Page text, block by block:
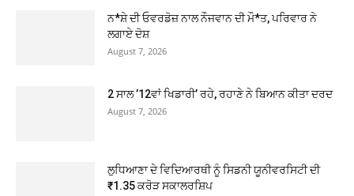
ਨ*ਸ਼ੇ ਦੀ ਓਵਰਡੋਜ਼ ਨਾਲ ਨੌਜਵਾਨ ਦੀ ਮੌ*ਤ, ਪਰਿਵਾਰ ਨੇ
ਲਗਾਏ ਦੋਸ਼
August 7, 2026
2 ਸਾਲ ’12ਵਾਂ ਖਿਡਾਰੀ’ ਰਹੇ, ਰਹਾਣੇ ਨੇ ਬਿਆਨ ਕੀਤਾ ਦਰਦ
August 7, 2026
ਲੁਧਿਆਣਾ ਦੇ ਵਿਦਿਆਰਥੀ ਨੂੰ ਸਿਡਨੀ ਯੂਨੀਵਰਸਿਟੀ ਦੀ
₹1.35 ਕਰੋੜ ਸਕਾਲਰਸ਼ਿਪ